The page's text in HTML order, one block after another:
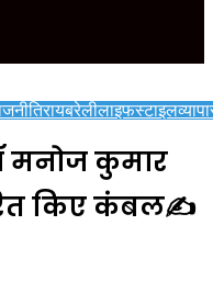
रायबरेलीलाइफस्टाइल
मनोज कुमार
किए कंबल✍️